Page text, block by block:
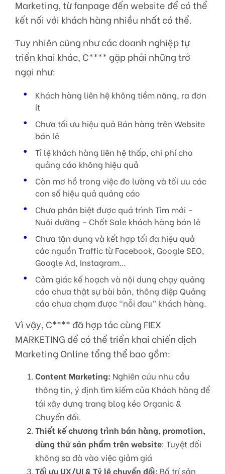
Marketing, từ fanpage đến website để có thể
kết nối với khách hàng nhiều nhất có thể.
Tuy nhiên cũng như các doanh nghiệp tự
triển khai khác, C**** gặp phải những trở
ngại như:
Khách hàng liên hệ không tiềm năng, ra đơn
ít
Chưa tối ưu hiệu quả Bán hàng trên Website
bán lẻ
Tỉ lệ khách hàng liên hệ thấp, chi phí cho
quảng cáo không hiệu quả
Còn mơ hồ trong việc đo lường và tối ưu các
con số hiệu quả quảng cáo
Chưa phân biệt được quá trình Tìm mới –
Nuôi dưỡng – Chốt Sale khách hàng bán lẻ
Chưa tận dụng và kết hợp tối đa hiệu quả
các nguồn Traffic từ Facebook, Google SEO,
Google Ad, Instagram…
Cảm giác kế hoạch và nội dung chạy quảng
cáo chưa thật sự bài bản, thông điệp Quảng
cáo chưa chạm được “nỗi đau” khách hàng.
Vì vậy, C**** đã hợp tác cùng FIEX
MARKETING để có thể triển khai chiến dịch
Marketing Online tổng thể bao gồm:
Content Marketing: Nghiên cứu nhu cầu
thông tin, ý định tìm kiếm của Khách hàng để
tái xây dựng trang blog kéo Organic &
Chuyển đổi.
Thiết kế chương trình bán hàng, promotion,
dùng thử sản phẩm trên website: Tuyệt đối
không sa đà vào việc giảm giá
Tối ưu UX/UI & Tỷ lệ chuyển đổi: Bố trí sản